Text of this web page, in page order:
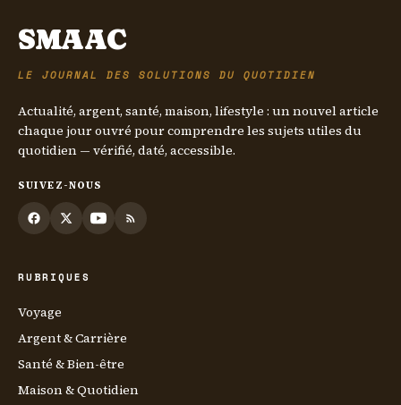
SMAAC
LE JOURNAL DES SOLUTIONS DU QUOTIDIEN
Actualité, argent, santé, maison, lifestyle : un nouvel article
chaque jour ouvré pour comprendre les sujets utiles du
quotidien — vérifié, daté, accessible.
SUIVEZ-NOUS
RUBRIQUES
Voyage
Argent & Carrière
Santé & Bien-être
Maison & Quotidien